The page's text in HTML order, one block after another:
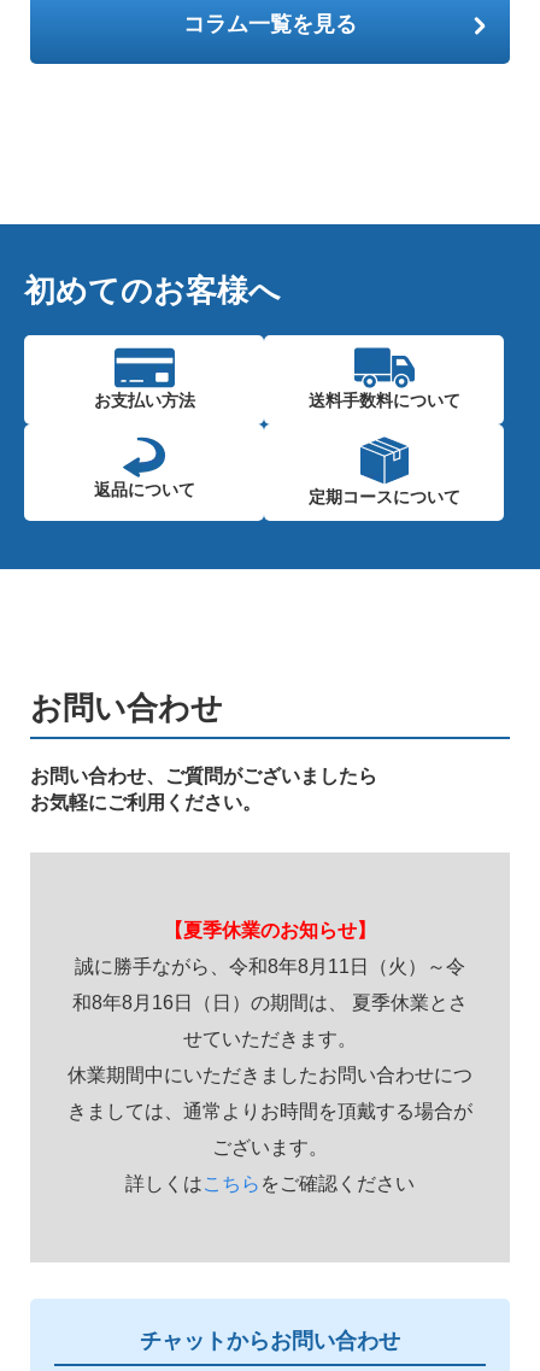
コラム一覧を見る
初めてのお客様へ
お支払い方法 送料手数料について
返品について 定期コースについて
お問い合わせ
お問い合わせ、ご質問がございましたら
お気軽にご利用ください。
【夏季休業のお知らせ】
誠に勝手ながら、令和8年8月11日（火）～令
和8年8月16日（日）の期間は、 夏季休業とさ
せていただきます。
休業期間中にいただきましたお問い合わせにつ
きましては、通常よりお時間を頂戴する場合が
ございます。
詳しくはこちら をご確認ください
チャットからお問い合わせ